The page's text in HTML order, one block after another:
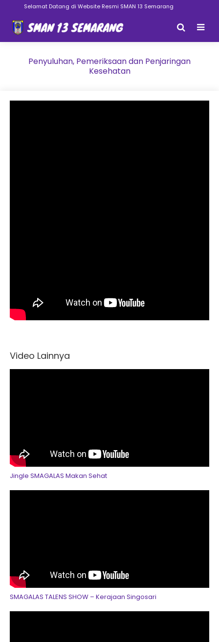
Selamat Datang di Website Resmi SMAN 13 Semarang
Penyuluhan, Pemeriksaan dan Penjaringan
Kesehatan
Video Lainnya
Jingle SMAGALAS Makan Sehat
SMAGALAS TALENS SHOW – Kerajaan Singosari